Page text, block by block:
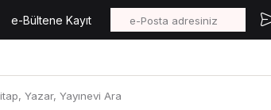
e-Bültene Kayıt